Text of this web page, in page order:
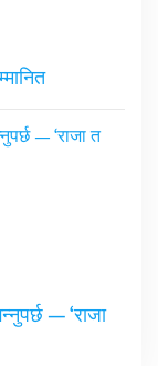
— ‘राजा